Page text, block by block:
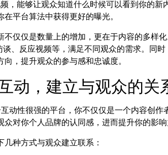
，能够让观众知道什么时候可以看到你的新
在平台算法中获得更好的曝光。
不仅仅是数量上的增加，更在于内容的多样
谈、反应视频等，满足不同观众的需求。同时
向，提升观众的参与感和忠诚度。
动，建立与观众的关
互动性很强的平台，你不仅仅是一个内容创
众对你个人品牌的认同感，进而提升你的影响
几种方式与观众建立联系：